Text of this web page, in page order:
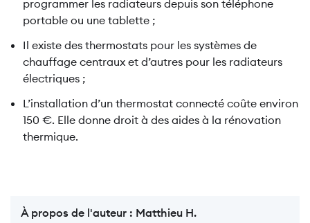
programmer les radiateurs depuis son téléphone
portable ou une tablette ;
Il existe des thermostats pour les systèmes de
chauffage centraux et d’autres pour les radiateurs
électriques ;
L’installation d’un thermostat connecté coûte environ
150 €. Elle donne droit à des aides à la rénovation
thermique.
À propos de l'auteur : Matthieu H.